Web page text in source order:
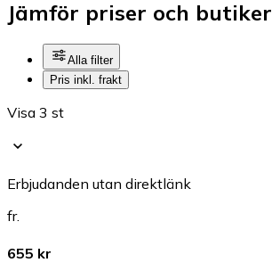
Jämför priser och butiker
Alla filter
Pris inkl. frakt
Visa 3 st
Erbjudanden utan direktlänk
fr.
655 kr